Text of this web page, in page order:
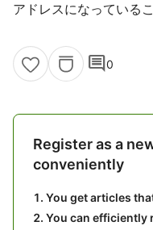
アドレスになっている
comment0
Register as a
conveniently
You get articles
You can efficiently